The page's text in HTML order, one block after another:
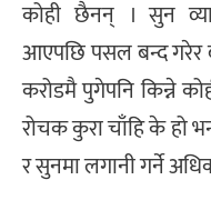
कोही छैनन् । सुन
आएपछि पसल बन्द
करोडमै पुगेपनि किन्ने
रोचक कुरा चाँहि के हो
र सुनमा लगानी गर्ने